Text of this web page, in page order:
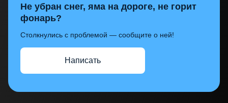
Не убран снег, яма на дороге, не горит
фонарь?
Столкнулись с проблемой — сообщите о ней!
Написать